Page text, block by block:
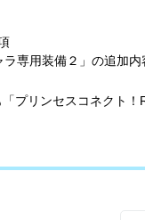
ラ専用装備２」の追加
プリンセスコネクト！